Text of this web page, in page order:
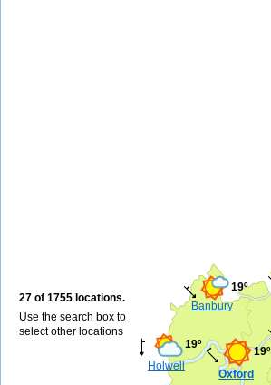
27 of 1755 locations.
Use the search box to
select other locations
Oxford
19º
Banbury
19º
Holwell
19º